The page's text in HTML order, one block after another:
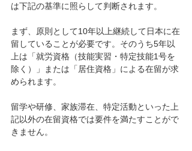
は下記の基準に照らして判断されます。
まず、原則として10年以上継続して日本に在
留していることが必要です。そのうち5年以
上は「就労資格（技能実習・特定技能1号を
除く）」または「居住資格」による在留が求
められます。
留学や研修、家族滞在、特定活動といった上
記以外の在留資格では要件を満たすことがで
きません。